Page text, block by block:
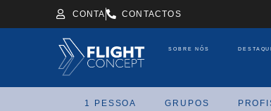
CONTA CONTACTOS
SOBRE NÓS
1 PESSOA GRUPOS